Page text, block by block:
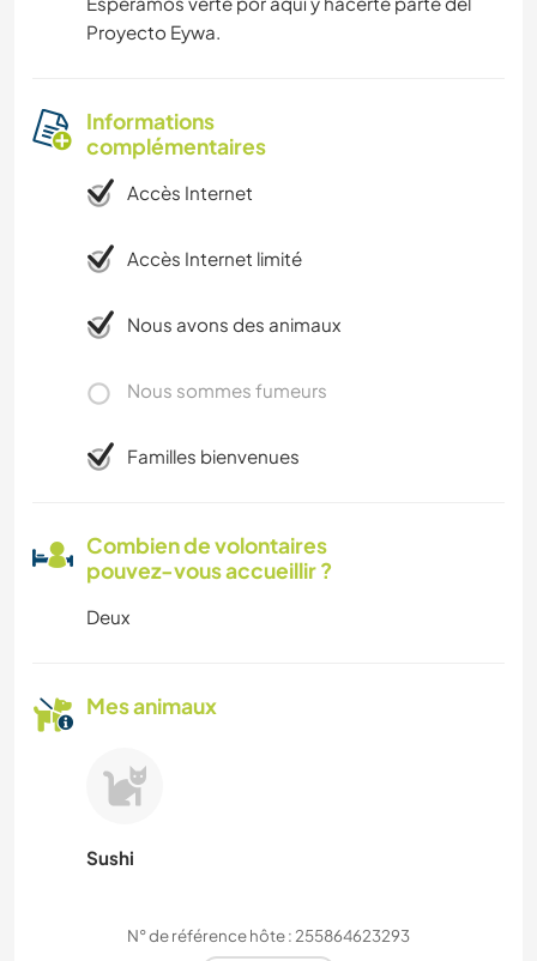
Proyecto Eywa.
Informations
complémentaires
Accès Internet
Accès Internet limité
Nous avons des animaux
Nous sommes fumeurs
Familles bienvenues
Combien de volontaires
pouvez-vous accueillir ?
Deux
Mes animaux
Sushi
N° de référence hôte : 255864623293